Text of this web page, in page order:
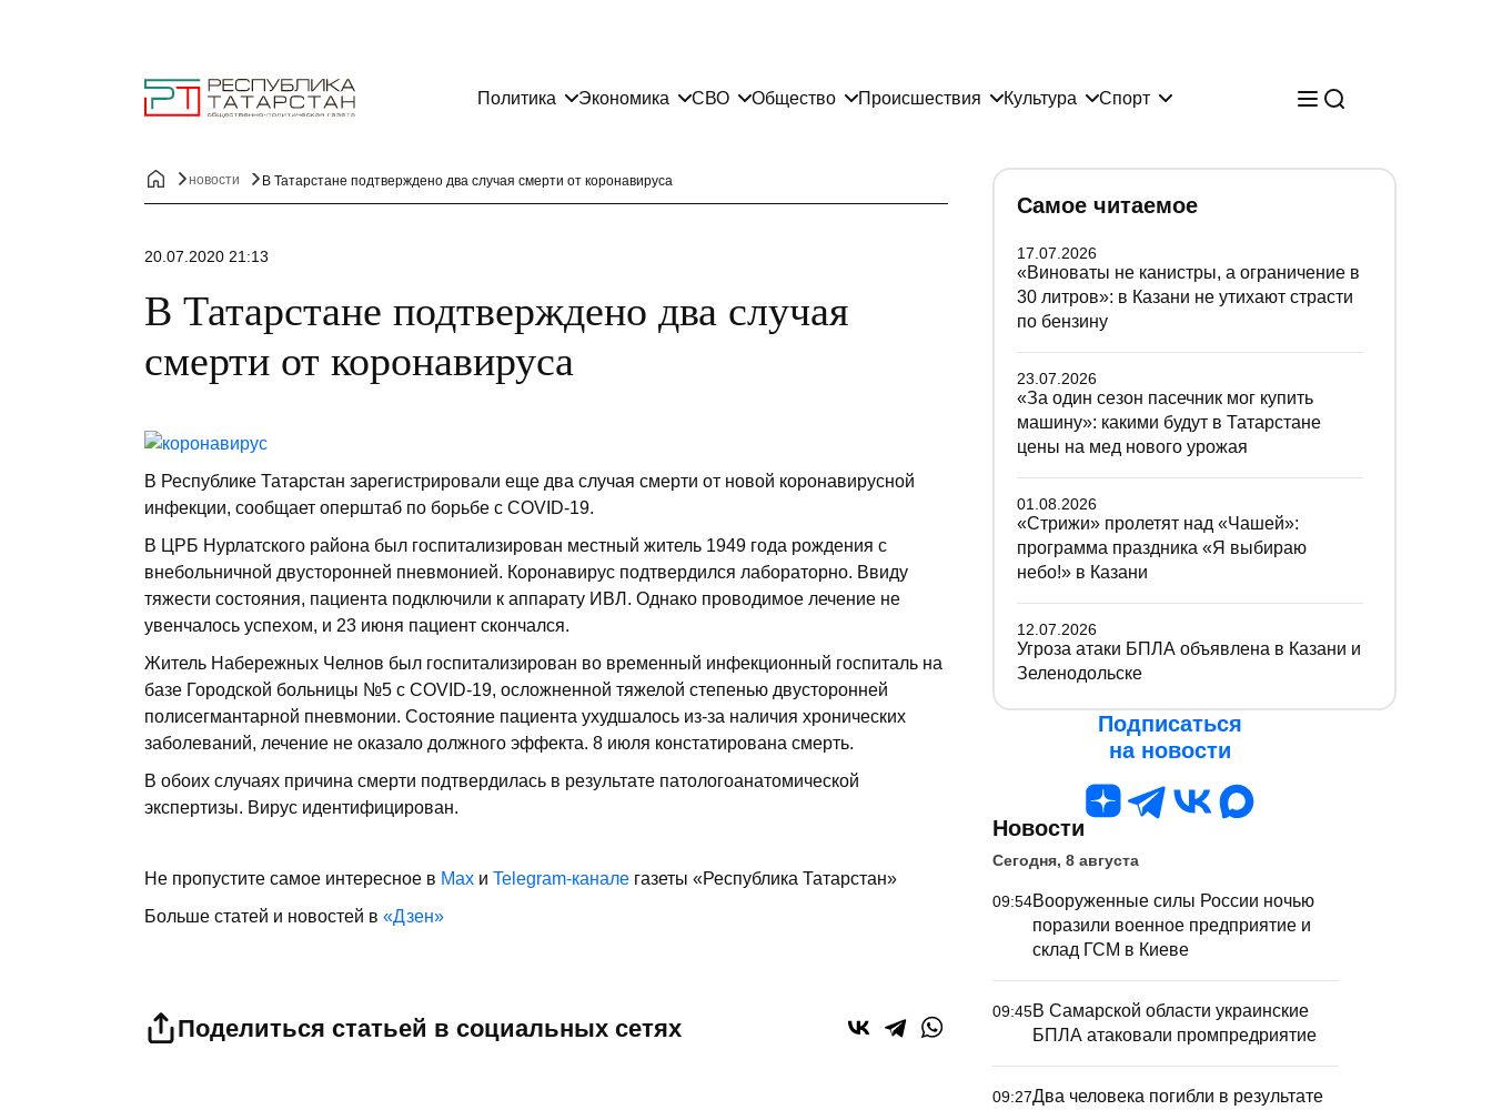
Политика Экономика СВО Общество Происшествия Культура Спорт
новости В Татарстане подтверждено два случая смерти от коронавируса
20.07.2020 21:13
В Татарстане подтверждено два случая
смерти от коронавируса
В Республике Татарстан зарегистрировали еще два случая смерти от новой коронавирусной
инфекции, сообщает оперштаб по борьбе с COVID-19.
В ЦРБ Нурлатского района был госпитализирован местный житель 1949 года рождения с
внебольничной двусторонней пневмонией. Коронавирус подтвердился лабораторно. Ввиду
тяжести состояния, пациента подключили к аппарату ИВЛ. Однако проводимое лечение не
увенчалось успехом, и 23 июня пациент скончался.
Житель Набережных Челнов был госпитализирован во временный инфекционный госпиталь на
базе Городской больницы №5 с COVID-19, осложненной тяжелой степенью двусторонней
полисегмантарной пневмонии. Состояние пациента ухудшалось из-за наличия хронических
заболеваний, лечение не оказало должного эффекта. 8 июля констатирована смерть.
В обоих случаях причина смерти подтвердилась в результате патологоанатомической
экспертизы. Вирус идентифицирован.
Не пропустите самое интересное в Max и Telegram-канале газеты «Республика Татарстан»
Больше статей и новостей в «Дзен»
Поделиться статьей в социальных сетях
Самое читаемое
17.07.2026
«Виноваты не канистры, а ограничение в
30 литров»: в Казани не утихают страсти
по бензину
23.07.2026
«За один сезон пасечник мог купить
машину»: какими будут в Татарстане
цены на мед нового урожая
01.08.2026
«Стрижи» пролетят над «Чашей»:
программа праздника «Я выбираю
небо!» в Казани
12.07.2026
Угроза атаки БПЛА объявлена в Казани и
Зеленодольске
Подписаться
на новости
Новости
Сегодня, 8 августа
09:54Вооруженные силы России ночью
поразили военное предприятие и
склад ГСМ в Киеве
09:45В Самарской области украинские
БПЛА атаковали промпредриятие
09:27Два человека погибли в результате